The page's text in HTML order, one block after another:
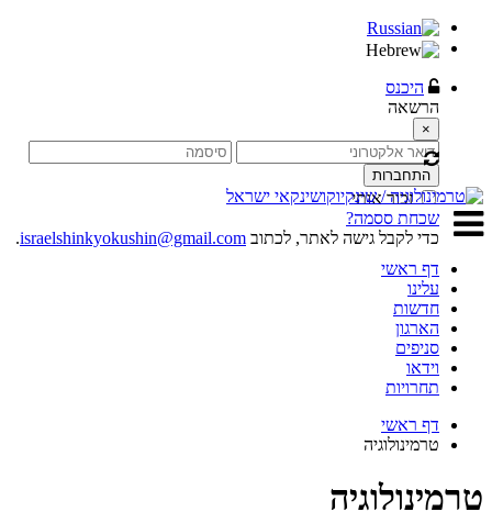
היכנס
הרשאה
×
התחברות
זכור אותי
שכחת ססמה?
כדי לקבל גישה לאתר, לכתוב israelshinkyokushin@gmail.com
.
דף ראשי
עלינו
חדשות
הארגון
סניפים
וידאו
תחרויות
דף ראשי
טרמינולוגיה
טרמינולוגיה